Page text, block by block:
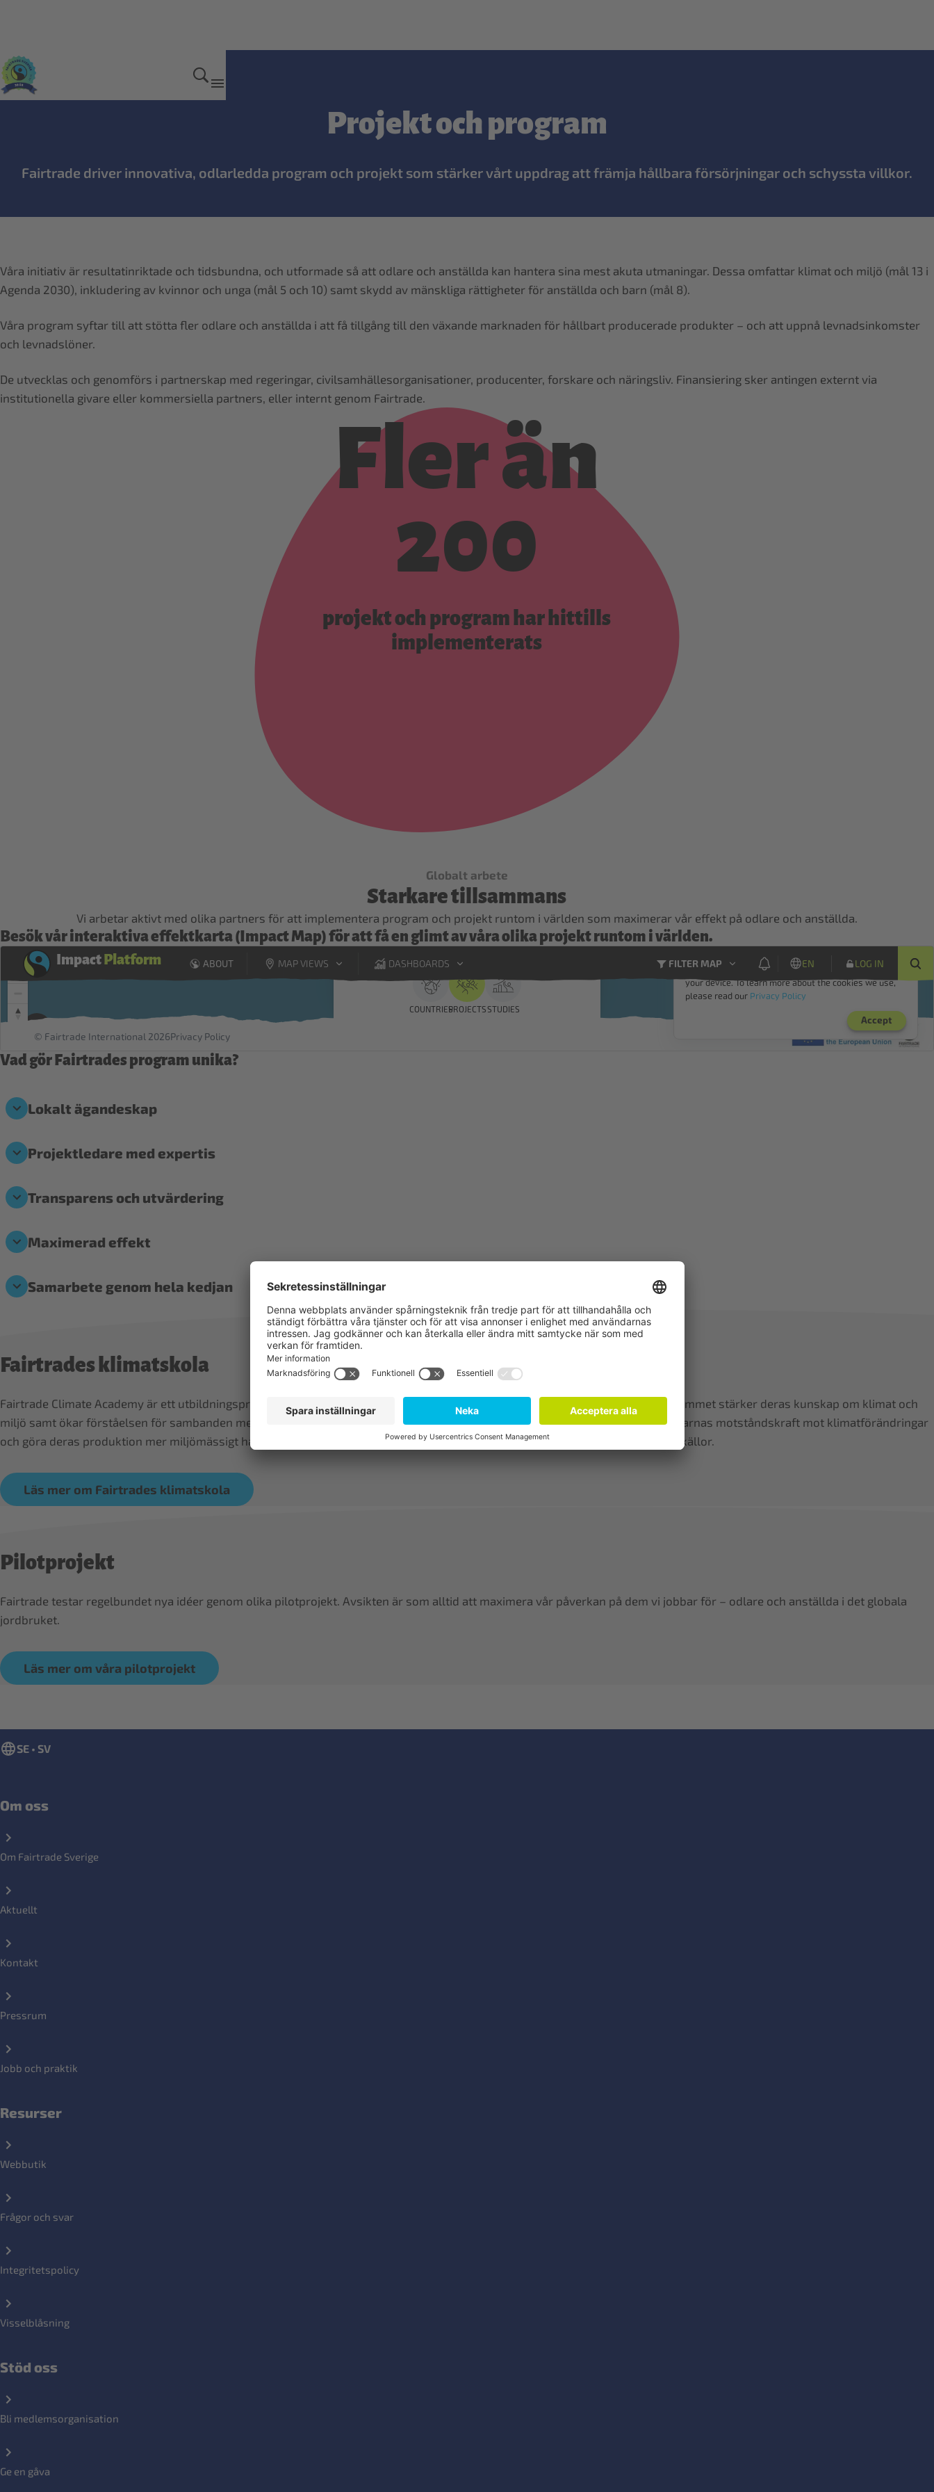
Så jobbar vi
Projekt och program
Fairtrade driver innovativa, odlarledda program och projekt som stärker vårt uppdrag att främja hållbara försörjningar och schyssta villkor.
Våra initiativ är resultatinriktade och tidsbundna, och utformade så att odlare och anställda kan hantera sina mest akuta utmaningar. Dessa omfattar klimat och miljö (mål 13 i
Agenda 2030), inkludering av kvinnor och unga (mål 5 och 10) samt skydd av mänskliga rättigheter för anställda och barn (mål 8).
Våra program syftar till att stötta fler odlare och anställda i att få tillgång till den växande marknaden för hållbart producerade produkter – och att uppnå levnadsinkomster
och levnadslöner.
De utvecklas och genomförs i partnerskap med regeringar, civilsamhällesorganisationer, producenter, forskare och näringsliv. Finansiering sker antingen externt via
institutionella givare eller kommersiella partners, eller internt genom Fairtrade.
Fler än
200
projekt och program har hittills
implementerats
Globalt arbete
Starkare tillsammans
Vi arbetar aktivt med olika partners för att implementera program och projekt runtom i världen som maximerar vår effekt på odlare och anställda.
Besök vår interaktiva effektkarta (Impact Map) för att få en glimt av våra olika projekt runtom i världen.
Vad gör Fairtrades program unika?
Lokalt ägandeskap
Projektledare med expertis
Transparens och utvärdering
Maximerad effekt
Samarbete genom hela kedjan
Fairtrades klimatskola
Fairtrade Climate Academy är ett utbildningsprogram med odlaren i centrum, särskilt inriktat på nästa generation odlare. Programmet stärker deras kunskap om klimat och
miljö samt ökar förståelsen för sambanden mellan produktion, koldioxidutsläpp och biologisk mångfald. Målet är att stärka odlarnas motståndskraft mot klimatförändringar
och göra deras produktion mer miljömässigt hållbar – genom förbättrade odlingsmetoder och användning av alternativa energikällor.
Läs mer om Fairtrades klimatskola
Pilotprojekt
Fairtrade testar regelbundet nya idéer genom olika pilotprojekt. Avsikten är som alltid att maximera vår påverkan på dem vi jobbar för – odlare och anställda i det globala
jordbruket.
Läs mer om våra pilotprojekt
SE • SV
Om oss
Om Fairtrade Sverige
Aktuellt
Kontakt
Pressrum
Jobb och praktik
Resurser
Webbutik
Frågor och svar
Integritetspolicy
Visselblåsning
Stöd oss
Bli medlemsorganisation
Ge en gåva